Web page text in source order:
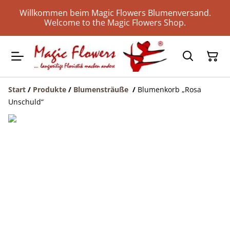
Willkommen beim Magic Flowers Blumenversand.
Welcome to the Magic Flowers Shop.
Start / Produkte / Blumensträuße / Blumenkorb „Rosa
Unschuld“